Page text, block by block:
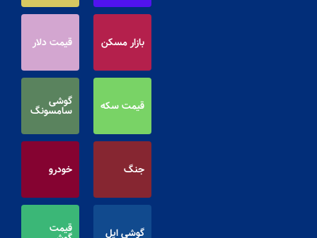
بازار مسکن قیمت دلار
قیمت سکه گوشی
سامسونگ
جنگ خودرو
گوشی اپل قیمت